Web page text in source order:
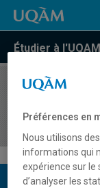
Étudier à l'UQAM
COURS//
humaines
Description du
Préférences en
Nous utilisons
informations qui
expérience sur le
d’analyser les